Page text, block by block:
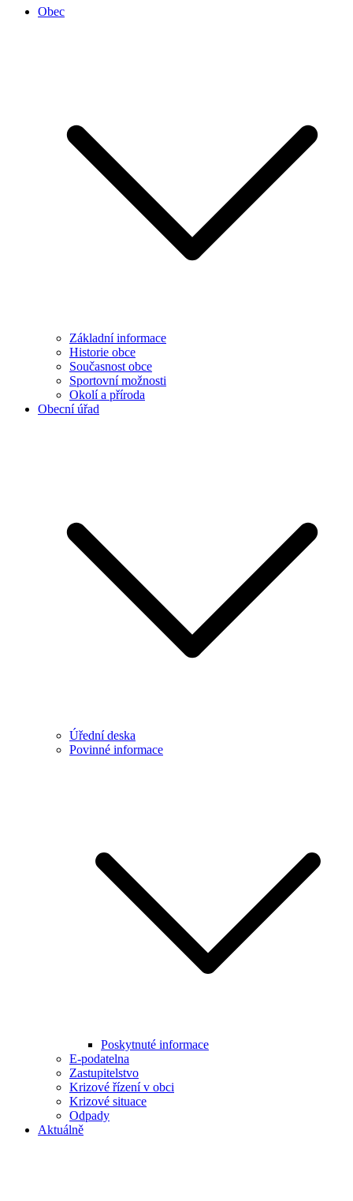
Obec
Základní informace
Historie obce
Současnost obce
Sportovní možnosti
Okolí a příroda
Obecní úřad
Úřední deska
Povinné informace
Poskytnuté informace
E-podatelna
Zastupitelstvo
Krizové řízení v obci
Krizové situace
Odpady
Aktuálně